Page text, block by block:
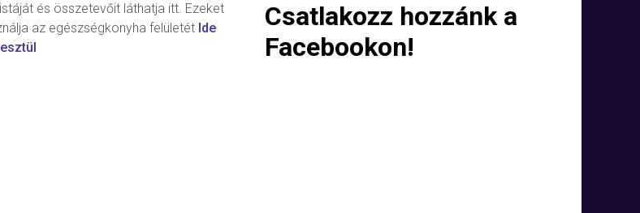
és összetevőit láthatja itt. Ezeket
az egészségkonyha felületét Ide
Csatlakozz hozzánk a
Facebookon!